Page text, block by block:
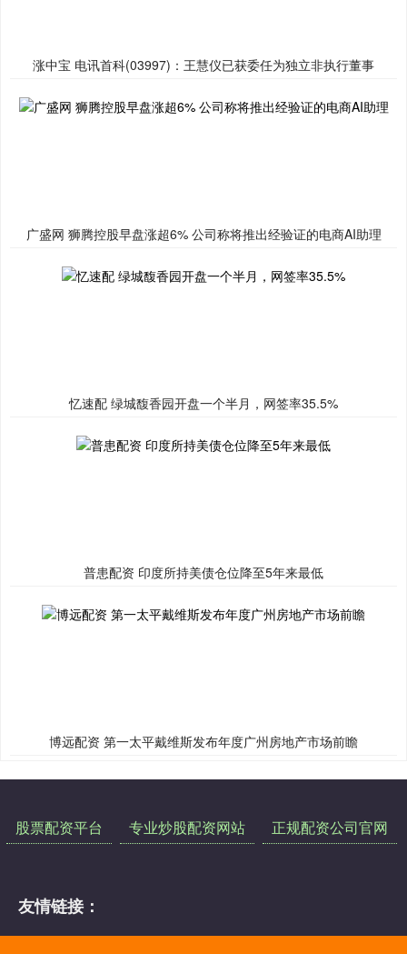
涨中宝 电讯首科(03997)：王慧仪已获委任为独立非执行董事
广盛网 狮腾控股早盘涨超6% 公司称将推出经验证的电商AI助理
忆速配 绿城馥香园开盘一个半月，网签率35.5%
普患配资 印度所持美债仓位降至5年来最低
博远配资 第一太平戴维斯发布年度广州房地产市场前瞻
股票配资平台 专业炒股配资网站 正规配资公司官网
友情链接：